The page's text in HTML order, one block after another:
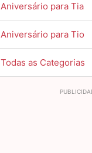
Aniversário para Tia
Aniversário para Tio
Todas as Categorias